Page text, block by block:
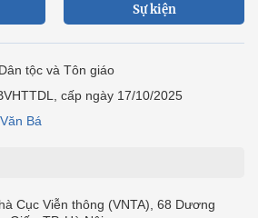
Sự kiện
tộc và Tôn giáo
cấp ngày 17/10/2025
Bá
Cục Viễn thông (VNTA), 68 Dương